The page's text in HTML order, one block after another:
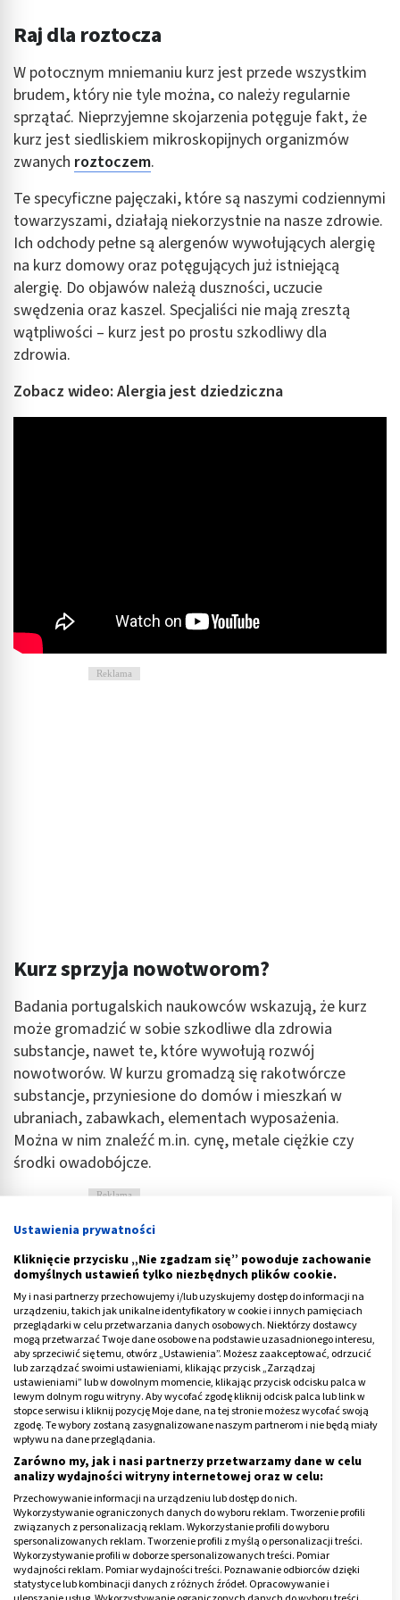
Raj dla roztocza
W potocznym mniemaniu kurz jest przede wszystkim
brudem, który nie tyle można, co należy regularnie
sprzątać. Nieprzyjemne skojarzenia potęguje fakt, że
kurz jest siedliskiem mikroskopijnych organizmów
zwanych roztoczem.
Te specyficzne pajęczaki, które są naszymi codziennymi
towarzyszami, działają niekorzystnie na nasze zdrowie.
Ich odchody pełne są alergenów wywołujących alergię
na kurz domowy oraz potęgujących już istniejącą
alergię. Do objawów należą duszności, uczucie
swędzenia oraz kaszel. Specjaliści nie mają zresztą
wątpliwości – kurz jest po prostu szkodliwy dla
zdrowia.
Zobacz wideo: Alergia jest dziedziczna
Reklama
Kurz sprzyja nowotworom?
Badania portugalskich naukowców wskazują, że kurz
może gromadzić w sobie szkodliwe dla zdrowia
substancje, nawet te, które wywołują rozwój
nowotworów. W kurzu gromadzą się rakotwórcze
substancje, przyniesione do domów i mieszkań w
ubraniach, zabawkach, elementach wyposażenia.
Można w nim znaleźć m.in. cynę, metale ciężkie czy
środki owadobójcze.
Reklama
Wszędobylski kurz
Z kurzem wbrew pozorom bardzo trudno walczyć.
Nawet regularne porządki nie dają gwarancji zupełnej
czystości. Brud zbiera się w trudno dostępnych
miejscach, krążąc wokół i wywołując nieprzyjemne
Ustawienia prywatności
Kliknięcie przycisku „Nie zgadzam się” powoduje zachowanie
domyślnych ustawień tylko niezbędnych plików cookie.
My i nasi partnerzy przechowujemy i/lub uzyskujemy dostęp do informacji na
urządzeniu, takich jak unikalne identyfikatory w cookie i innych pamięciach
przeglądarki w celu przetwarzania danych osobowych. Niektórzy dostawcy
mogą przetwarzać Twoje dane osobowe na podstawie uzasadnionego interesu,
aby sprzeciwić się temu, otwórz „Ustawienia”. Możesz zaakceptować, odrzucić
lub zarządzać swoimi ustawieniami, klikając przycisk „Zarządzaj
ustawieniami” lub w dowolnym momencie, klikając przycisk odcisku palca w
lewym dolnym rogu witryny. Aby wycofać zgodę kliknij odcisk palca lub link w
stopce serwisu i kliknij pozycję Moje dane, na tej stronie możesz wycofać swoją
zgodę. Te wybory zostaną zasygnalizowane naszym partnerom i nie będą miały
wpływu na dane przeglądania.
Zarówno my, jak i nasi partnerzy przetwarzamy dane w celu
analizy wydajności witryny internetowej oraz w celu:
Przechowywanie informacji na urządzeniu lub dostęp do nich.
Wykorzystywanie ograniczonych danych do wyboru reklam. Tworzenie profili
związanych z personalizacją reklam. Wykorzystanie profili do wyboru
spersonalizowanych reklam. Tworzenie profili z myślą o personalizacji treści.
Wykorzystywanie profili w doborze spersonalizowanych treści. Pomiar
wydajności reklam. Pomiar wydajności treści. Poznawanie odbiorców dzięki
statystyce lub kombinacji danych z różnych źródeł. Opracowywanie i